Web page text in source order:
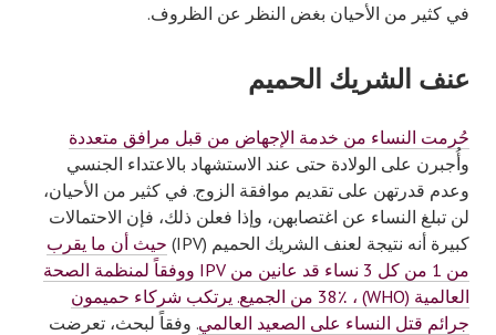
في كثير من الأحيان بغض النظر عن الظروف.
عنف الشريك الحميم
حُرمت النساء من خدمة الإجهاض من قبل مرافق متعددة
وأُجبرن على الولادة حتى عند الاستشهاد بالاعتداء الجنسي
وعدم قدرتهن على تقديم موافقة الزوج. في كثير من الأحيان،
لن تبلغ النساء عن اغتصابهن، وإذا فعلن ذلك، فإن الاحتمالات
كبيرة أنه نتيجة لعنف الشريك الحميم (IPV)
حيث أن ما يقرب
من 1 من كل 3 نساء قد عانين من IPV ووفقاً لمنظمة الصحة
العالمية (WHO) ، 38٪ من الجميع. يرتكب شركاء حميمون
جرائم قتل النساء على الصعيد العالمي. وفقاً لبحث، تعرضت